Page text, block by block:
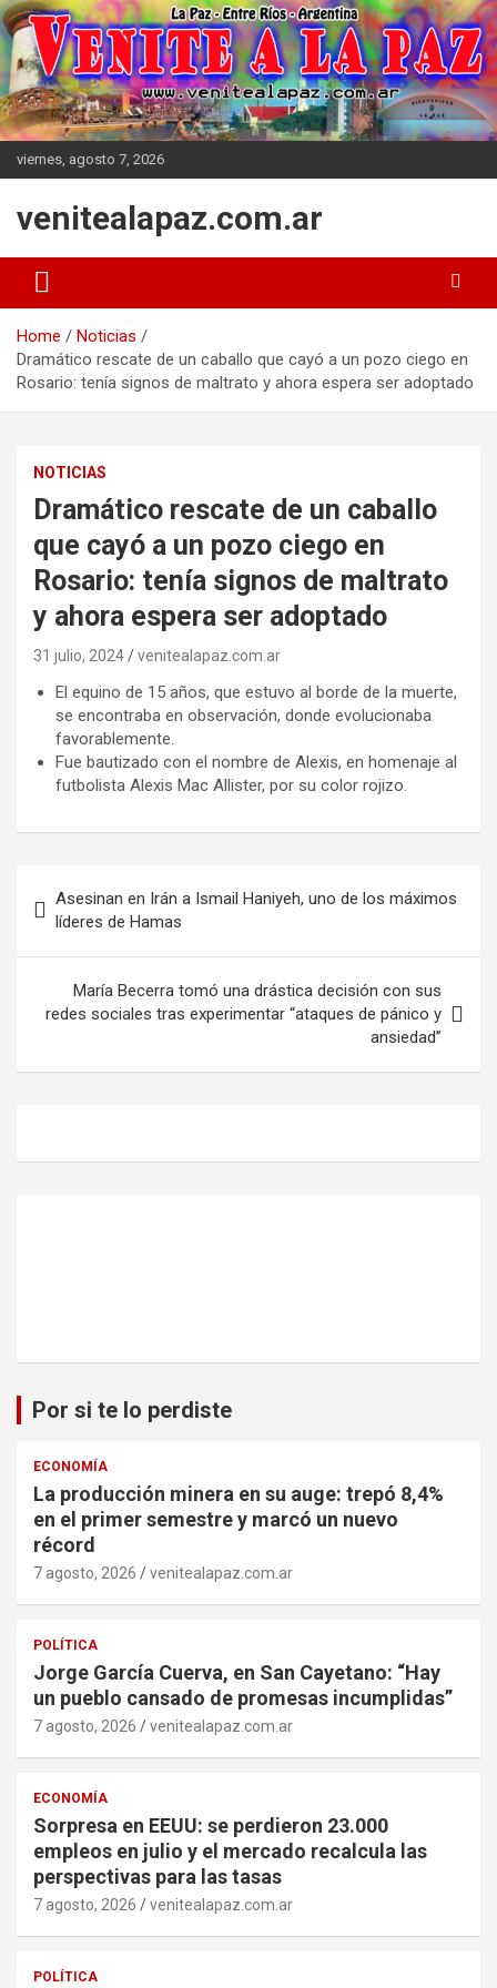
Skip
to
content
viernes, agosto 7, 2026
venitealapaz.com.ar
Home
Noticias
Dramático rescate de un caballo que cayó a un pozo ciego en
Rosario: tenía signos de maltrato y ahora espera ser adoptado
NOTICIAS
Dramático rescate de un caballo
que cayó a un pozo ciego en
Rosario: tenía signos de maltrato
y ahora espera ser adoptado
31 julio, 2024 venitealapaz.com.ar
El equino de 15 años, que estuvo al borde de la muerte,
se encontraba en observación, donde evolucionaba
favorablemente.
Fue bautizado con el nombre de Alexis, en homenaje al
futbolista Alexis Mac Allister, por su color rojizo.
de
entradas
Asesinan en Irán a Ismail Haniyeh, uno de los máximos
líderes de Hamas
María Becerra tomó una drástica decisión con sus
redes sociales tras experimentar “ataques de pánico y
ansiedad”
Por si te lo perdiste
ECONOMÍA
La producción minera en su auge: trepó 8,4%
en el primer semestre y marcó un nuevo
récord
7 agosto, 2026 venitealapaz.com.ar
POLÍTICA
Jorge García Cuerva, en San Cayetano: “Hay
un pueblo cansado de promesas incumplidas”
7 agosto, 2026 venitealapaz.com.ar
ECONOMÍA
Sorpresa en EEUU: se perdieron 23.000
empleos en julio y el mercado recalcula las
perspectivas para las tasas
7 agosto, 2026 venitealapaz.com.ar
POLÍTICA